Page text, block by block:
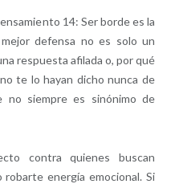
14: Ser borde es la
defensa no es solo un
respuesta afilada o, por qué
te lo hayan dicho nunca de
no siempre es sinónimo de
contra quienes buscan
energía emocional. Si